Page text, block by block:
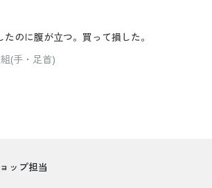
のに腹が立つ。買って損した。
(手・足首)
ップ担当